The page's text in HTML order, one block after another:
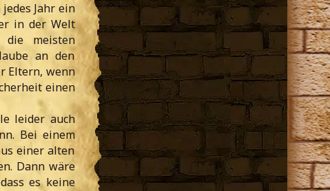
Jahr ein
in der Welt
meisten
an den
Eltern, wenn
einen
leider auch
Bei einem
einer alten
Dann wäre
es keine